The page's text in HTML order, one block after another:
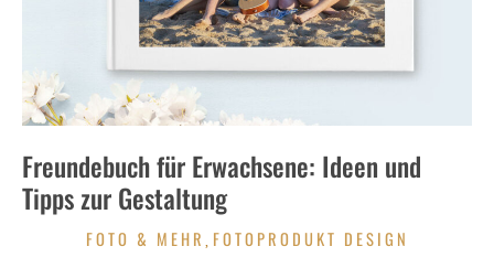
Freundebuch für Erwachsene: Ideen und
Tipps zur Gestaltung
FOTO & MEHR , FOTOPRODUKT DESIGN